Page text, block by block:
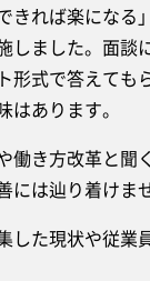
きれば楽にな
しました。面談
形式で答えても
はあります。
働き方改革と聞
には辿り着けま
した現状や従業